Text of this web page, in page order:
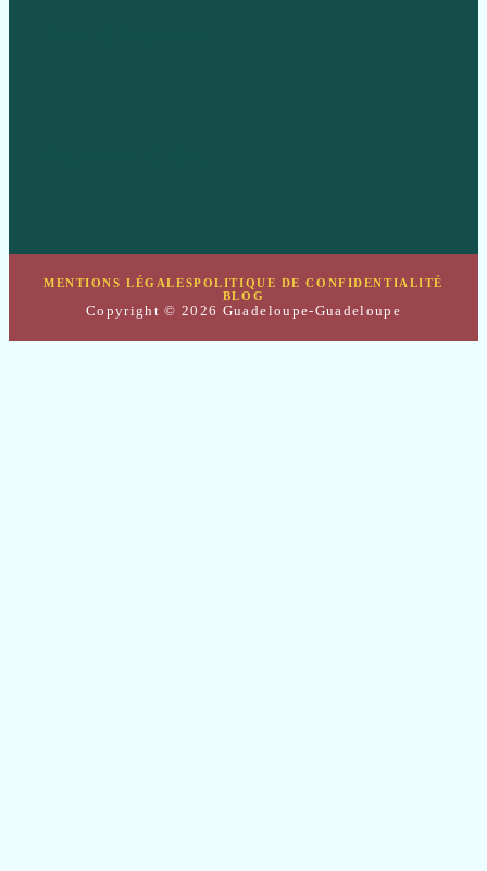
MENTIONS LÉGALESPOLITIQUE DE CONFIDENTIALITÉ
BLOG
Copyright © 2026 Guadeloupe-Guadeloupe